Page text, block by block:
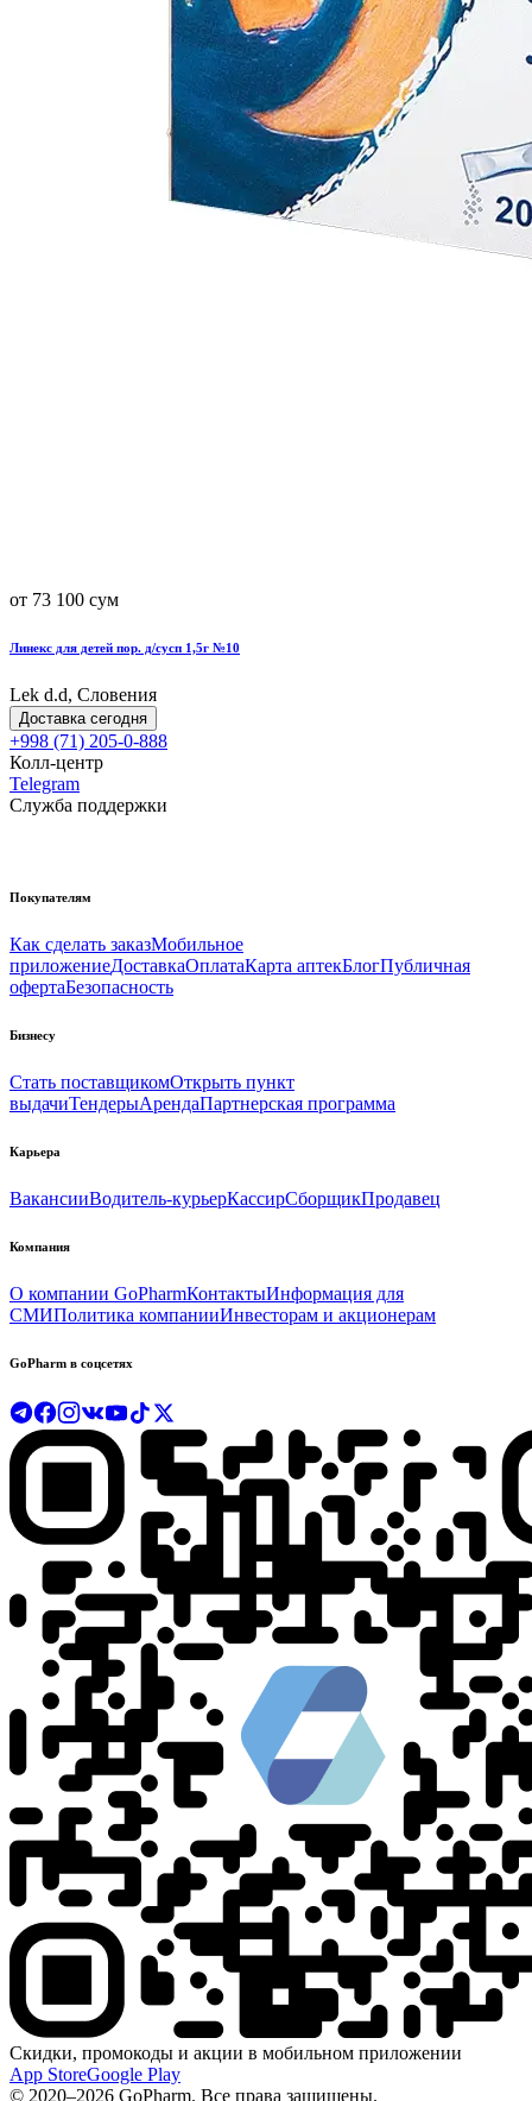
от 73 100 сум
Линекс для детей пор. д/сусп 1,5г №10
Lek d.d, Словения
Доставка сегодня
+998 (71) 205-0-888
Колл-центр
Telegram
Служба поддержки
Покупателям
Как сделать заказМобильное
приложениеДоставкаОплатаКарта аптекБлогПубличная
офертаБезопасность
Бизнесу
Стать поставщикомОткрыть пункт
выдачиТендерыАрендаПартнерская программа
Карьера
ВакансииВодитель-курьерКассирСборщикПродавец
Компания
О компании GoPharmКонтактыИнформация для
СМИПолитика компанииИнвесторам и акционерам
GoPharm в соцсетях
Скидки, промокоды и акции в мобильном приложении
App StoreGoogle Play
© 2020–2026 GoPharm. Все права защищены.